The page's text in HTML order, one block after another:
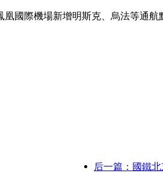
國際機場新增明斯克、烏法等通航